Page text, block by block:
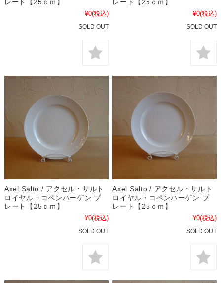
レート【25ｃｍ】
¥0(税込)
SOLD OUT
レート【25ｃｍ】
¥0(税込)
SOLD OUT
Axel Salto / アクセル・サルト
ロイヤル・コペンハーゲン プ
レート【25ｃｍ】
¥0(税込)
SOLD OUT
Axel Salto / アクセル・サルト
ロイヤル・コペンハーゲン プ
レート【25ｃｍ】
¥0(税込)
SOLD OUT